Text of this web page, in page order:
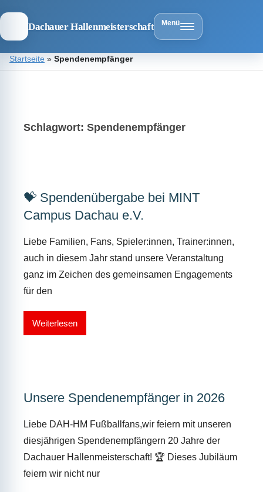
Dachauer Hallenmeisterschaft Menü
ZumStartseite » Spendenempfänger
Schlagwort: Spendenempfänger
💝 Spendenübergabe bei MINT
Campus Dachau e.V.
Liebe Familien, Fans, Spieler:innen, Trainer:innen,
auch in diesem Jahr stand unsere Veranstaltung
ganz im Zeichen des gemeinsamen Engagements
für den
Weiterlesen
Unsere Spendenempfänger in 2026
Liebe DAH-HM Fußballfans,wir feiern mit unseren
diesjährigen Spendenempfängern 20 Jahre der
Dachauer Hallenmeisterschaft! 🏆 Dieses Jubiläum
feiern wir nicht nur